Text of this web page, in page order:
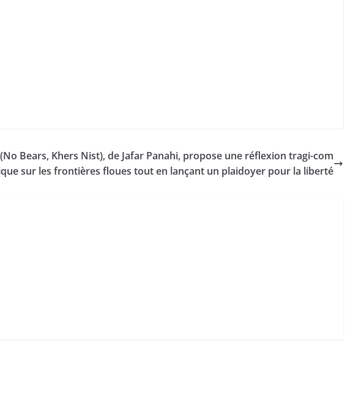
Bears, Khers Nist), de Jafar Panahi, propose une réflexion tragi-com
sur les frontières floues tout en lançant un plaidoyer pour la liberté